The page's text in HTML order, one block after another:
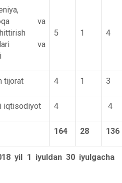
va
va
5 1 4
tijorat 4 1 3
iqtisodiyot 4 4
164 28 136
yil 1 iyuldan 30 iyulgacha